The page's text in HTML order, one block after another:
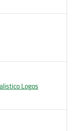
Logos